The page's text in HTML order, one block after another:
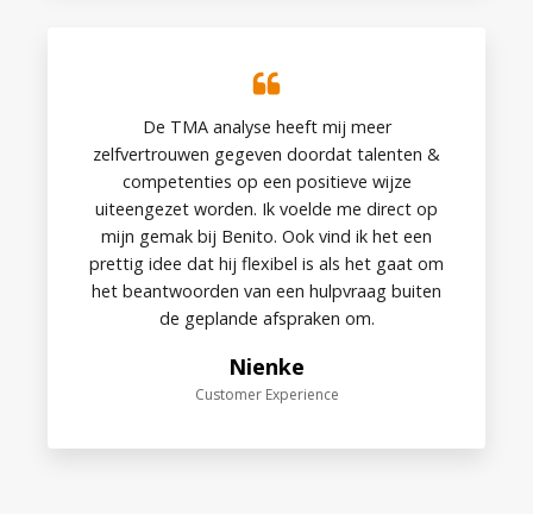
De TMA analyse heeft mij meer
zelfvertrouwen gegeven doordat talenten &
competenties op een positieve wijze
uiteengezet worden. Ik voelde me direct op
mijn gemak bij Benito. Ook vind ik het een
prettig idee dat hij flexibel is als het gaat om
het beantwoorden van een hulpvraag buiten
de geplande afspraken om.
Nienke
Customer Experience